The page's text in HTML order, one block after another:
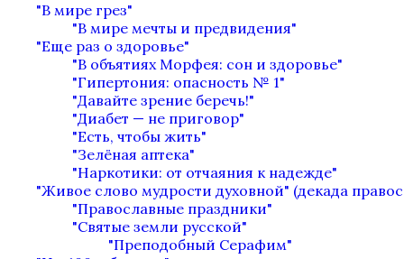
"В мире грез"
"В мире мечты и предвидения"
"Еще раз о здоровье"
"В объятиях Морфея: сон и здоровье"
"Гипертония: опасность № 1"
"Давайте зрение беречь!"
"Диабет — не приговор"
"Есть, чтобы жить"
"Зелёная аптека"
"Наркотики: от отчаяния к надежде"
"Живое слово мудрости духовной" (декада
"Православные праздники"
"Святые земли русской"
"Преподобный Серафим"